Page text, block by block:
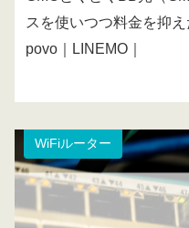
スを使いつつ料金を抑
povo｜LINEMO｜
WiFiルーター